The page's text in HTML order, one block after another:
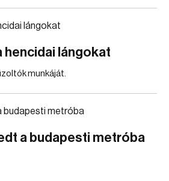
hencidai lángokat
munkáját.
a budapesti metróba